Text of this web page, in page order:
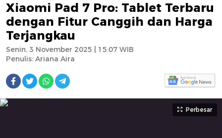
Xiaomi Pad 7 Pro: Tablet Terbaru
dengan Fitur Canggih dan Harga
Terjangkau
Penulis: Ariana Aira
Senin, 3 November 2025 | 15:07 WIB
Perbesar